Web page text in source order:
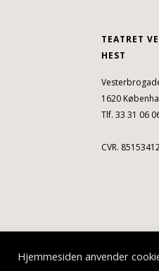
TEATRET
HEST
1620
Tlf. 33 31 06
CVR.
Teatret ved Sorte
Hjemmesiden anvender